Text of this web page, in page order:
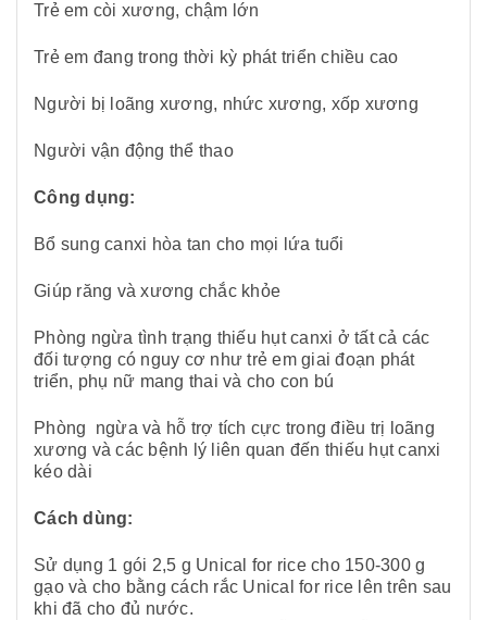
Trẻ em còi xương, chậm lớn
Trẻ em đang trong thời kỳ phát triển chiều cao
Người bị loãng xương, nhức xương, xốp xương
Người vận động thể thao
Công dụng:
Bổ sung canxi hòa tan cho mọi lứa tuổi
Giúp răng và xương chắc khỏe
Phòng ngừa tình trạng thiếu hụt canxi ở tất cả các
đối tượng có nguy cơ như trẻ em giai đoạn phát
triển, phụ nữ mang thai và cho con bú
Phòng ngừa và hỗ trợ tích cực trong điều trị loãng
xương và các bệnh lý liên quan đến thiếu hụt canxi
kéo dài
Cách dùng:
Sử dụng 1 gói 2,5 g Unical for rice cho 150-300 g
gạo và cho bằng cách rắc Unical for rice lên trên sau
khi đã cho đủ nước.